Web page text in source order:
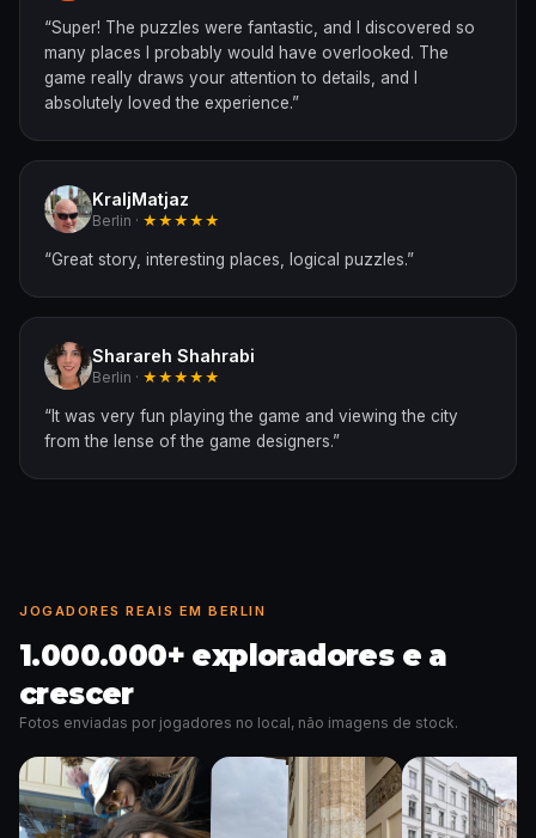
“Super! The puzzles were fantastic, and I discovered so
many places I probably would have overlooked. The
game really draws your attention to details, and I
absolutely loved the experience.”
KraljMatjaz
Berlin · ★★★★★
“Great story, interesting places, logical puzzles.”
Sharareh Shahrabi
Berlin · ★★★★★
“It was very fun playing the game and viewing the city
from the lense of the game designers.”
JOGADORES REAIS EM BERLIN
1.000.000+ exploradores e a
crescer
Fotos enviadas por jogadores no local, não imagens de stock.